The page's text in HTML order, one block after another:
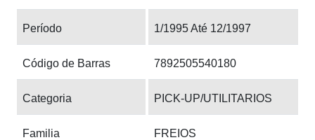
Período 1/1995 Até 12/1997
Código de Barras 7892505540180
Categoria PICK-UP/UTILITARIOS
Familia FREIOS